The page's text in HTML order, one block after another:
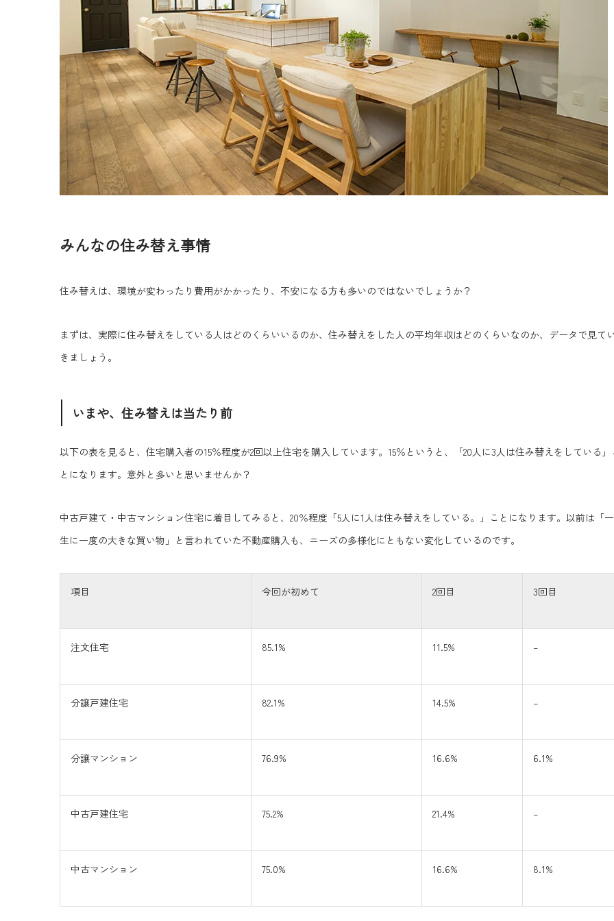
みんなの住み替え事情
住み替えは、環境が変わったり費用がかかったり、不安になる方も多いのではないでしょうか？
まずは、実際に住み替えをしている人はどのくらいいるのか、住み替えをした人の平均年収はどのくらいなのか、データで見て
きましょう。
いまや、住み替えは当たり前
以下の表を見ると、住宅購入者の15％程度が2回以上住宅を購入しています。15％というと、「20人に3人は住み替えをしている」
とになります。意外と多いと思いませんか？
中古戸建て・中古マンション住宅に着目してみると、20％程度「5人に1人は住み替えをしている。」ことになります。以前は「一
生に一度の大きな買い物」と言われていた不動産購入も、ニーズの多様化にともない変化しているのです。
項目 今回が初めて 2回目 3回目
注文住宅 85.1% 11.5% –
分譲戸建住宅 82.1% 14.5% –
分譲マンション 76.9% 16.6% 6.1%
中古戸建住宅 75.2% 21.4% –
中古マンション 75.0% 16.6% 8.1%